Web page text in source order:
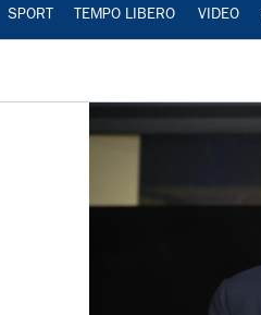
SPORT TEMPO LIBERO VIDEO